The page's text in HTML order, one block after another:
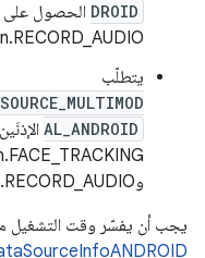
DROID الحصول على
يتطلّب
AL_ANDROID الإذنَين
وandroid.permission.RECORD_AUDIO.
يجب أن يفسّر وقت التشغيل